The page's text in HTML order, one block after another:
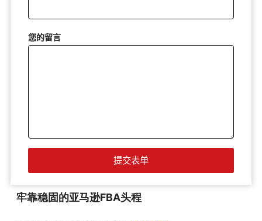
您的留言
牢靠稳固的亚马逊FBA头程